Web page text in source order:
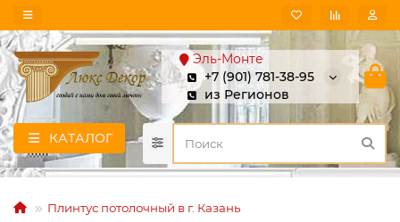
Эль-Монте
+7 (901) 781-38-95
из Регионов
КАТАЛОГ
Плинтус потолочный в г. Казань